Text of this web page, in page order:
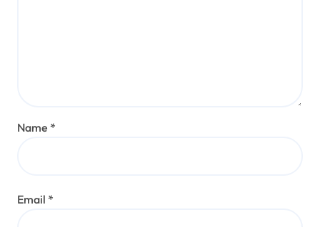
Name *
Email *